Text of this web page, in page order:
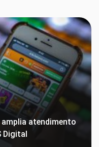
atendimento
Digital